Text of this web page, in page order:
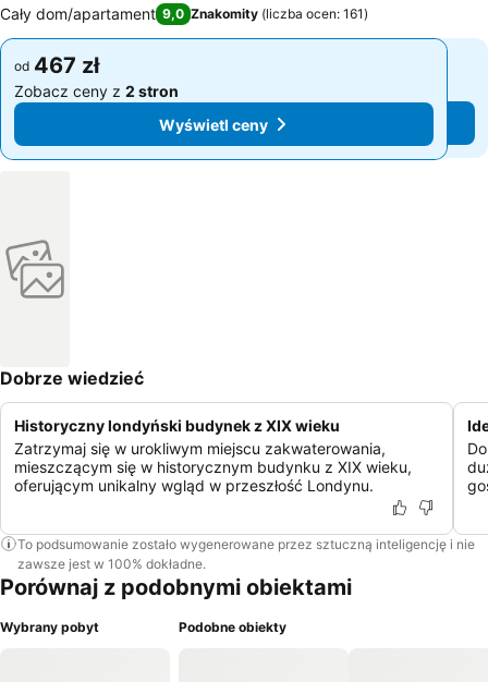
Cały dom/apartament 9,0 Znakomity (liczba ocen: 161)
od 467 zł
Zobacz ceny z 2 stron
Wyświetl ceny
od 467 zł
Zobacz ceny z 2 stron
Wyświetl ceny
Dobrze wiedzieć
Historyczny londyński budynek z XIX wieku
Zatrzymaj się w urokliwym miejscu zakwaterowania,
mieszczącym się w historycznym budynku z XIX wieku,
oferującym unikalny wgląd w przeszłość Londynu.
To podsumowanie zostało wygenerowane przez sztuczną inteligencję i nie
zawsze jest w 100% dokładne.
Porównaj z podobnymi obiektami
Wybrany pobyt Podobne obiekty